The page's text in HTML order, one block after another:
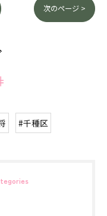
次のページ >
#千種区